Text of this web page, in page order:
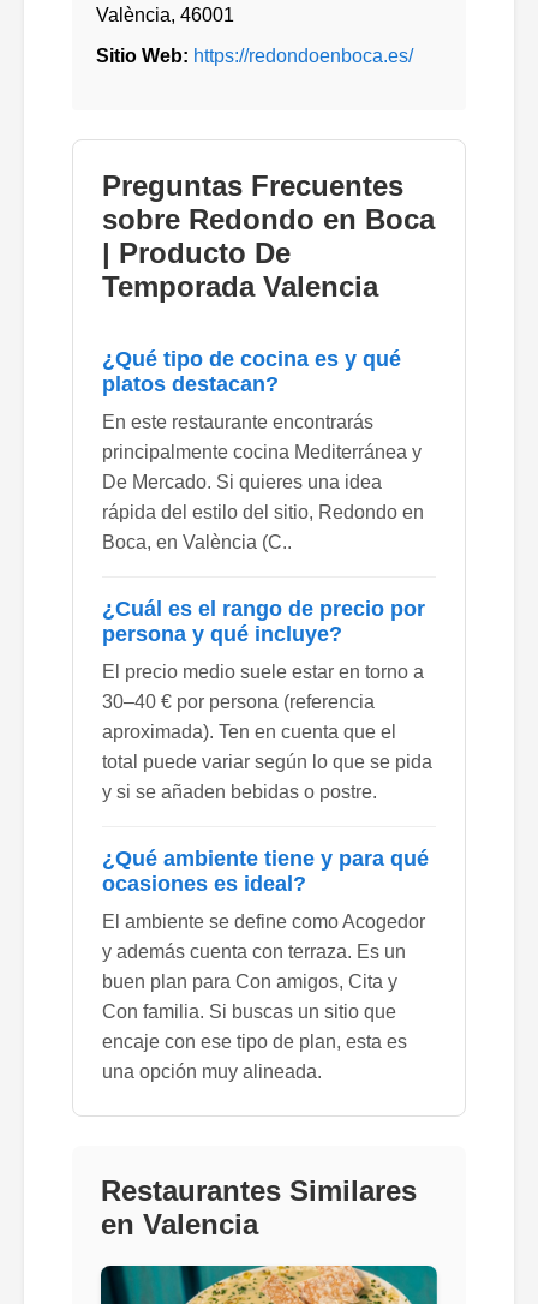
València, 46001
Sitio Web: https://redondoenboca.es/
Preguntas Frecuentes
sobre Redondo en Boca
| Producto De
Temporada Valencia
¿Qué tipo de cocina es y qué
platos destacan?
En este restaurante encontrarás
principalmente cocina Mediterránea y
De Mercado. Si quieres una idea
rápida del estilo del sitio, Redondo en
Boca, en València (C..
¿Cuál es el rango de precio por
persona y qué incluye?
El precio medio suele estar en torno a
30–40 € por persona (referencia
aproximada). Ten en cuenta que el
total puede variar según lo que se pida
y si se añaden bebidas o postre.
¿Qué ambiente tiene y para qué
ocasiones es ideal?
El ambiente se define como Acogedor
y además cuenta con terraza. Es un
buen plan para Con amigos, Cita y
Con familia. Si buscas un sitio que
encaje con ese tipo de plan, esta es
una opción muy alineada.
Restaurantes Similares
en Valencia